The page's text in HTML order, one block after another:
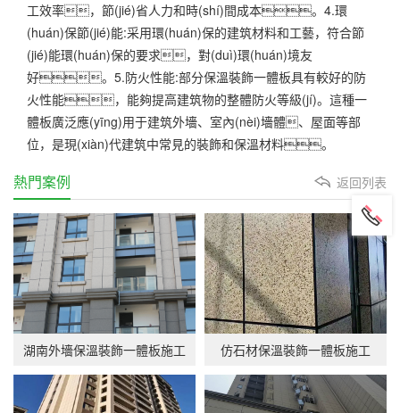
工效率，節(jié)省人力和時(shí)間成本。4.環
(huán)保節(jié)能:采用環(huán)保的建筑材料和工藝，符合節
(jié)能環(huán)保的要求，對(duì)環(huán)境友
好。5.防火性能:部分保溫裝飾一體板具有較好的防
火性能，能夠提高建筑物的整體防火等級(jí)。這種一
體板廣泛應(yīng)用于建筑外墻、室內(nèi)墻體、屋面等部
位，是現(xiàn)代建筑中常見的裝飾和保溫材料。
返回列表
熱門案例
湖南外墻保溫裝飾一體板施工 仿石材保溫裝飾一體板施工